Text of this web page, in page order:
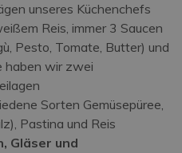
unseres Küchenchefs
Reis, immer 3 Saucen
Pesto, Tomate, Butter) und
haben wir zwei
Sorten Gemüsepüree,
Pastina und Reis
Gläser und